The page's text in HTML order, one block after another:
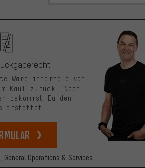
General Operations & Services
Ware innerhalb von
Kauf zurück. Nach
bekommst Du den
erstattet.